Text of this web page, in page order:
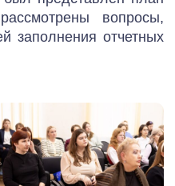
вопросы,
заполнения отчетных